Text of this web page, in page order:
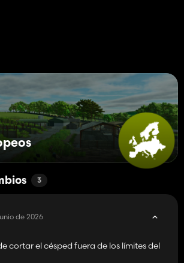
3
de 2026
cortar el césped fuera de los límites del